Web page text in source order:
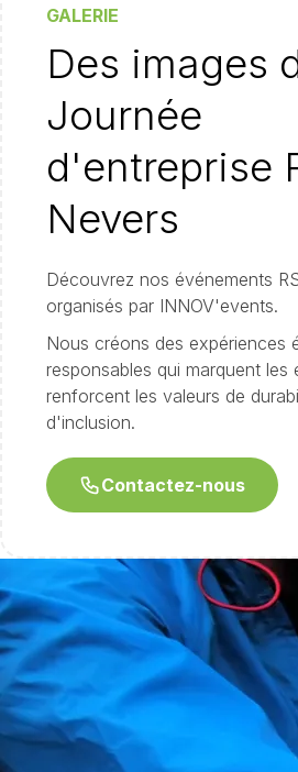
GALERIE
Des images
Journée
d'entreprise
Nevers
Découvrez nos événements
organisés par INNOV'events.
Nous créons des expériences
responsables qui marquent les
renforcent les valeurs de
d'inclusion.
Contactez-nous